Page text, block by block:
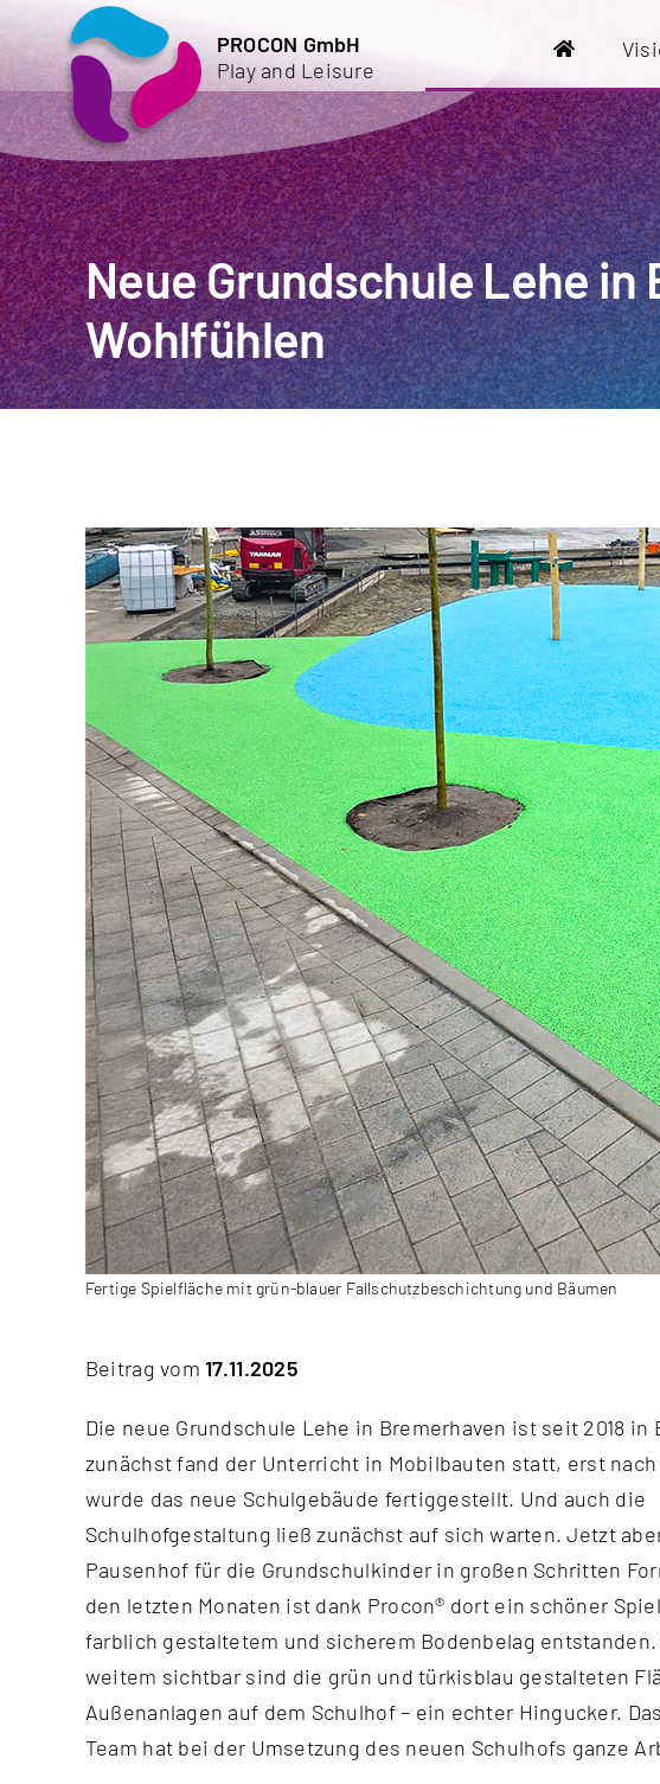
Inhalt
springen
PROCON GmbH
Play and Leisure
Neue Grundschule Lehe
Wohlfühlen
Fertige Spielfläche mit grün-blauer Fallschutzbeschichtung und Bäumen
Beitrag vom17.11.2025
Die neue Grundschule Lehe in Bremerhaven ist seit 2018 in
zunächst fand der Unterricht in Mobilbauten statt, erst nach
wurde das neue Schulgebäude fertiggestellt. Und auch die
Schulhofgestaltung ließ zunächst auf sich warten. Jetzt
Pausenhof für die Grundschulkinder in großen Schritten
den letzten Monaten ist dank Procon® dort ein schöner
farblich gestaltetem und sicherem Bodenbelag entstanden.
weitem sichtbar sind die grün und türkisblau gestalteten
Außenanlagen auf dem Schulhof – ein echter Hingucker.
Team hat bei der Umsetzung des neuen Schulhofs ganze
geleistet: „Wir haben insgesamt 220 Quadratmeter
aliphatischem Bindemittel von Stockmeier verlegt. Das
von Melos und es galt, zwei Flächen mit einem sicheren Fallschutz-